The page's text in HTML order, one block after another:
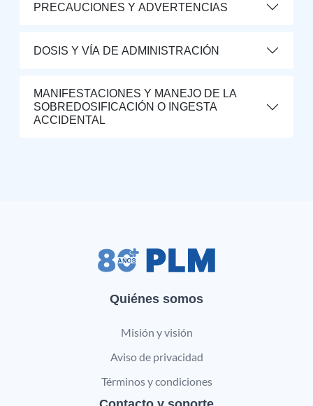
PRECAUCIONES Y ADVERTENCIAS
DOSIS Y VÍA DE ADMINISTRACIÓN
MANIFESTACIONES Y MANEJO DE LA
SOBREDOSIFICACIÓN O INGESTA
ACCIDENTAL
Quiénes somos
Misión y visión
Aviso de privacidad
Términos y condiciones